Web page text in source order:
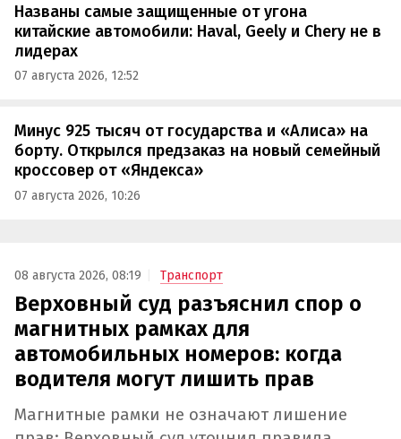
Названы самые защищенные от угона
китайские автомобили: Haval, Geely и Chery не в
лидерах
07 августа 2026, 12:52
Минус 925 тысяч от государства и «Алиса» на
борту. Открылся предзаказ на новый семейный
кроссовер от «Яндекса»
07 августа 2026, 10:26
08 августа 2026, 08:19 Транспорт
Верховный суд разъяснил спор о
магнитных рамках для
автомобильных номеров: когда
водителя могут лишить прав
Магнитные рамки не означают лишение